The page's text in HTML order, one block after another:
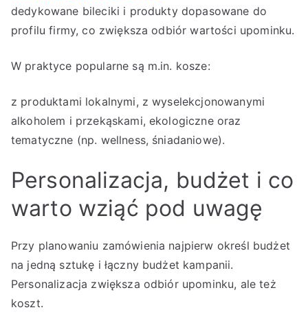
dedykowane bileciki i produkty dopasowane do
profilu firmy, co zwiększa odbiór wartości upominku.
W praktyce popularne są m.in. kosze:
z produktami lokalnymi, z wyselekcjonowanymi
alkoholem i przekąskami, ekologiczne oraz
tematyczne (np. wellness, śniadaniowe).
Personalizacja, budżet i co
warto wziąć pod uwagę
Przy planowaniu zamówienia najpierw określ budżet
na jedną sztukę i łączny budżet kampanii.
Personalizacja zwiększa odbiór upominku, ale też
koszt.